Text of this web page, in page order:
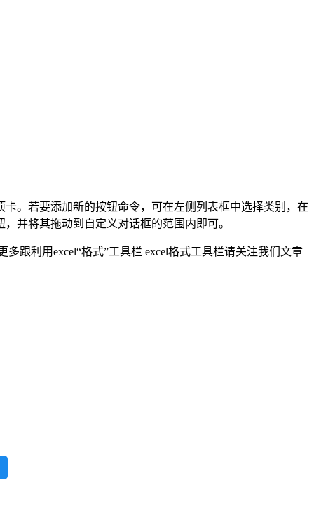
。若要添加新的按钮命令，可在左侧列表框中选择类别，在
并将其拖动到自定义对话框的范围内即可。
跟利用excel“格式”工具栏 excel格式工具栏请关注我们文章